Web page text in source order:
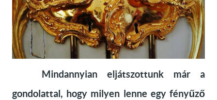
Mindannyian eljátszottunk már a
gondolattal, hogy milyen lenne egy fényűző